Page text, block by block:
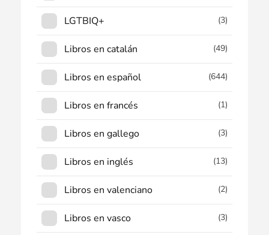
LGTBIQ+ (3)
Libros en catalán (49)
Libros en español (644)
Libros en francés (1)
Libros en gallego (3)
Libros en inglés (13)
Libros en valenciano (2)
Libros en vasco (3)